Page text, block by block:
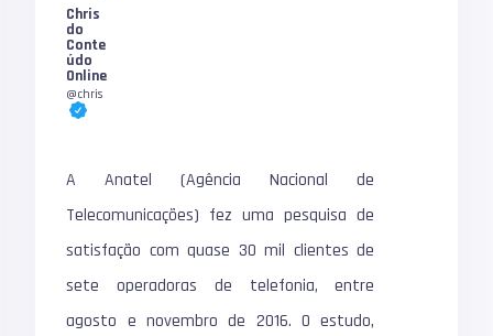
Chris
do
Conte
údo
Online
@chris
A Anatel (Agência Nacional de
Telecomunicações) fez uma pesquisa de
satisfação com quase 30 mil clientes de
sete operadoras de telefonia, entre
agosto e novembro de 2016. O estudo,